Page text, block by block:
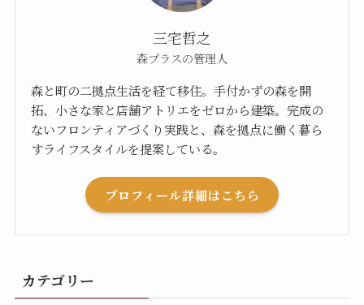
三宅哲之
森プラスの管理人
森と町の二拠点生活を経て移住。手付かずの森を開
拓、小さな家と店舗アトリエをゼロから建築。完成の
ないフロンティアづくり実践と、森を拠点に働く暮ら
すライフスタイルを提案している。
プロフィール詳細はこちら
カテゴリー